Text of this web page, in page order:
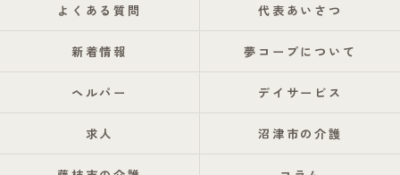
よくある質問 代表あいさつ
新着情報 夢コープについて
ヘルパー デイサービス
求人 沼津市の介護